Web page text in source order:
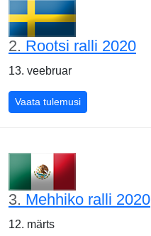
2. Rootsi ralli 2020
13. veebruar
Vaata tulemusi
3. Mehhiko ralli 2020
12. märts